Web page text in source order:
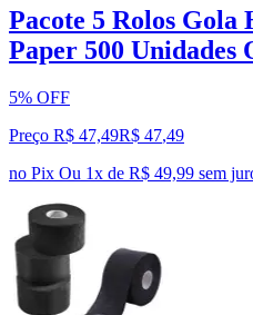
Pacote 5 Rolos Gola
Paper 500 Unidades
5% OFF
Preço R$ 47,49R$ 47,49
no Pix Ou 1x de R$ 49,99 sem